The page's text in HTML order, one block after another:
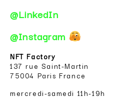
@LinkedIn
@Instagram
NFT Factory
137 rue Saint-Martin
75004 Paris France
mercredi-samedi 11h-19h